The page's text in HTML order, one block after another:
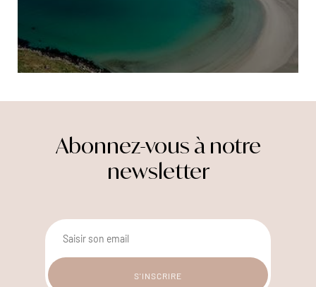
Abonnez-vous à notre
newsletter